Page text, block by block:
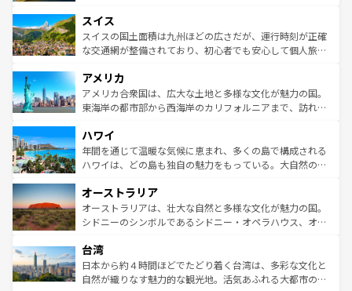
れる地方に足を運ぶとそれぞれで全く異なる文化を体験で
きるだろう。 なお、新着のフランス情報はコンテンツ一覧
を参照してほしい。
は、お酒好きな人にはぜひ体験してほしい。 なお、新着の
ドイツ情報はコンテンツ一覧を参照してほしい。
リアごとに異なる魅力がある。また、優雅なアフタヌーン
ティー、ビール好きにはたまらない英国パブ、サッカー観
戦など、本場だからこそできる体験も豊富。イギリスを旅
ンツ一覧を参照してほしい。
スイス
スイスの国土面積は九州ほどの広さだが、運行時刻が正確
な交通網が整備されており、初心者でも安心して個人旅行
の建物がそのまま残る町や、スイスならではのユニークな
博物館もあり、アルプス観光だけでなく町歩きも満喫する
ことができる。国民の所得が高いため物価も高いが、旅行
ば市内交通費無料で観光を楽しむこともできる。 なお、新
着のスイス情報はコンテンツ一覧 を参照してほしい。
アメリカ
アメリカ合衆国は、広大な土地と多様な文化が魅力の国。
東海岸の都市部から西海岸のカリフォルニアまで、訪れる
のような巨大都市は、観光、ショッピング、エンターテイ
ンメントが詰まった刺激的なスポットだ。一方、アメリカ
西部には大自然が広がり、グランドキャニオンやイエロー
部のニューオーリンズでは、音楽と美食が融合した独特の
文化が魅力。旅行者はアメリカの各地域で異なる魅力を楽
しみながら、その多様性と豊かな歴史を感じることができ
ならではの贅沢な旅のスタイルだ。 なお、新着のアメリカ
情報はコンテンツ一覧を参照してほしい。
ハワイ
年間を通じて温暖な気候に恵まれ、多くの島で構成される
ハワイは、どの島も独自の魅力をもっている。大自然の神
ワイ島は見逃せない。また、定番の観光地といえばオアフ
島だが、静かな自然を求めるならマウイ島やカウアイ島が
おすすめ。エメラルドグリーンに輝く海をはじめ、豊かな
れるおもてなしの心で訪れる人々を迎えてくれるハワイの
人々、おいしいローカルフードやハワイアンミュージッ
ク、伝統的なフラダンスなど、すべてがハワイの魅力を彩
オーストラリア
オーストラリアは、壮大な自然と多様な文化が魅力の国。
シドニーのシンボルであるシドニー・オペラハウス、オー
リアリーフや大陸中央部にそびえるウルル（エアーズロッ
ク）、タスマニアの美しい原生林やケアンズの熱帯雨林な
ど、見どころがたくさん。また、カフェやワイン、オージ
台湾
日本から約４時間ほどでたどり着く台湾は、多彩な文化と
自然が織りなす魅力的な観光地。活気あふれる大都市の台